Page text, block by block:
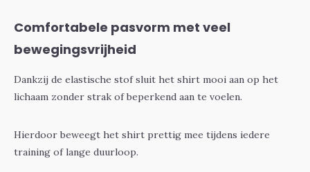
Comfortabele pasvorm met veel
bewegingsvrijheid
Dankzij de elastische stof sluit het shirt mooi aan op het
lichaam zonder strak of beperkend aan te voelen.
Hierdoor beweegt het shirt prettig mee tijdens iedere
training of lange duurloop.